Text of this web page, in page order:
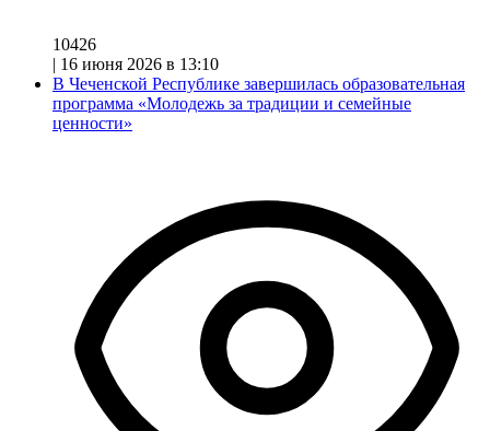
10426
| 16 июня 2026 в 13:10
В Чеченской Республике завершилась образовательная
программа «Молодежь за традиции и семейные
ценности»